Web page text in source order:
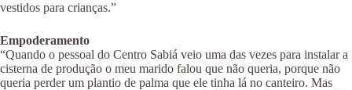
vestidos para crianças.”
Empoderamento
“Quando o pessoal do Centro Sabiá veio uma das vezes para instalar a
cisterna de produção o meu marido falou que não queria, porque não
queria perder um plantio de palma que ele tinha lá no canteiro. Mas